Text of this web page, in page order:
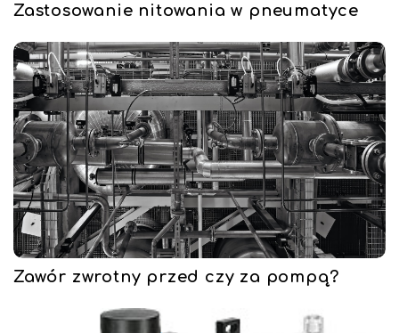
Zastosowanie nitowania w pneumatyce
Zawór zwrotny przed czy za pompą?